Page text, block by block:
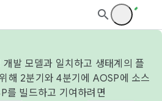
발 모델과 일치하고 생태계의 플
해 2분기와 4분기에 AOSP에 소스
를 빌드하고 기여하려면